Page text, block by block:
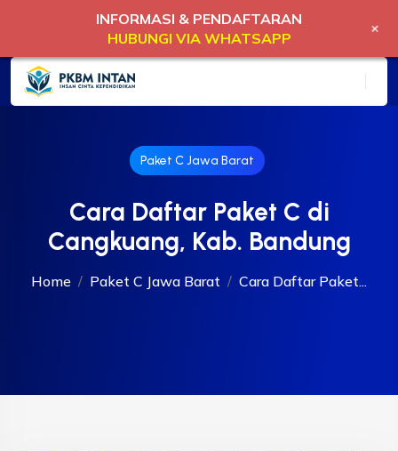
Paket C Jawa Barat
Cara Daftar Paket C di
Cangkuang, Kab. Bandung
Home Paket C Jawa Barat Cara Daftar Paket...
INFORMASI & PENDAFTARAN
HUBUNGI VIA WHATSAPP
+